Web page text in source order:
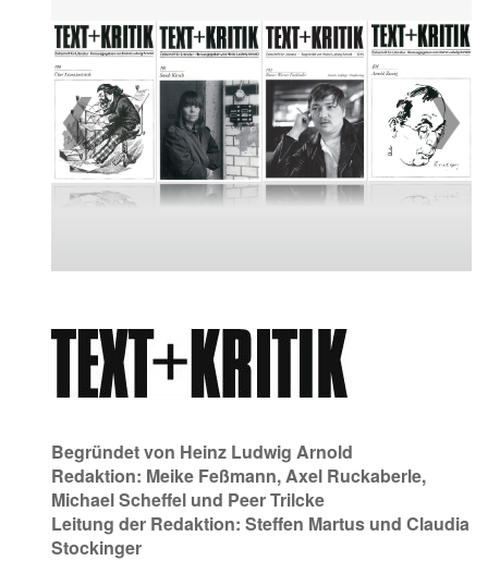
Begründet von Heinz Ludwig Arnold
Redaktion: Meike Feßmann,Axel Ruckaberle,
Michael Scheffel und Peer Trilcke
Leitung der Redaktion: Steffen Martus und Claudia
Stockinger